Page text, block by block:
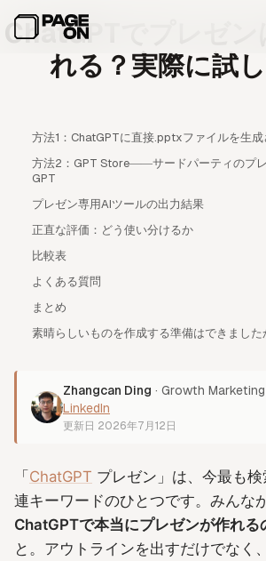
ChatGPTでプレゼン
れる？実際に試
方法1：ChatGPTに直接.pptxファイルを生成
方法2：GPT Store――サードパーティのプ
GPT
プレゼン専用AIツールの出力結果
正直な評価：どう使い分けるか
比較表
よくある質問
まとめ
素晴らしいものを作成する準備はできました
Zhangcan Ding · Growth
LinkedIn
更新日 2026年7月12日
「 ChatGPT プレゼン」は、今最も
連キーワードのひとつです。みんな
ChatGPTで本当にプレゼンが作れる
と。アウトラインを出すだけでなく